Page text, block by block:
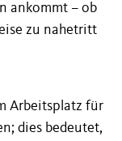
ankommt – ob
zu nahetritt
Arbeitsplatz für
dies bedeutet,